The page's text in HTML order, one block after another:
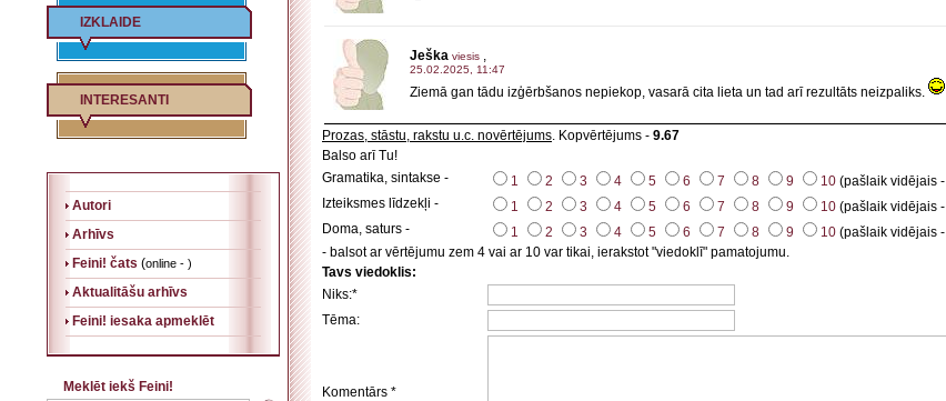
IZKLAIDE
INTERESANTI
Autori
Arhīvs
Feini! čats (online - )
Aktualitāšu arhīvs
Feini! iesaka apmeklēt
Meklēt iekš Feini!
Ješka viesis ,
25.02.2025, 11:47
Ziemā gan tādu izģērbšanos nepiekop, vasarā cita lieta un tad arī rezultāts neizpaliks.
Prozas, stāstu, rakstu u.c. novērtējums. Kopvērtējums - 9.67
Balso arī Tu!
Gramatika, sintakse -
1 2 3 4 5 6 7 8 9 10 (pašlaik vidējais -
Izteiksmes līdzekļi -
1 2 3 4 5 6 7 8 9 10 (pašlaik vidējais -
Doma, saturs -
1 2 3 4 5 6 7 8 9 10 (pašlaik vidējais -
- balsot ar vērtējumu zem 4 vai ar 10 var tikai, ierakstot "viedoklī" pamatojumu.
Tavs viedoklis:
Niks:*
Tēma:
Komentārs *